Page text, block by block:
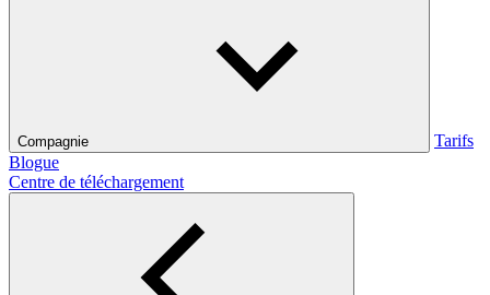
Compagnie
Tarifs
Blogue
Centre de téléchargement